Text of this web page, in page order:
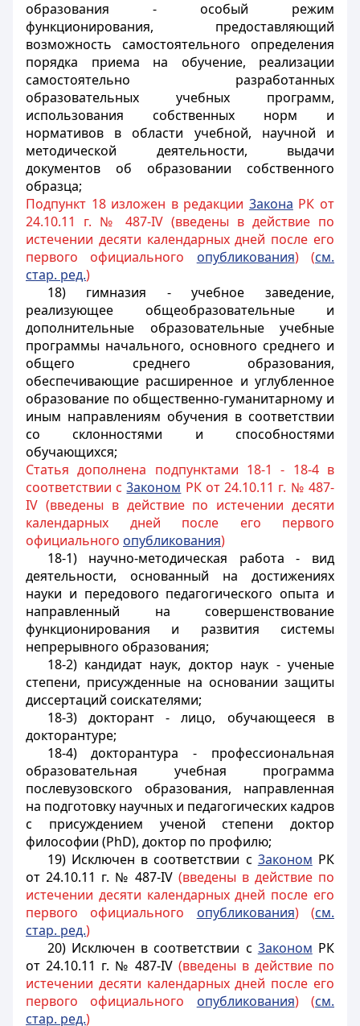
образования - особый режим
функционирования, предоставляющий
возможность самостоятельного определения
порядка приема на обучение, реализации
самостоятельно разработанных
образовательных учебных программ,
использования собственных норм и
нормативов в области учебной, научной и
методической деятельности, выдачи
документов об образовании собственного
образца;
Подпункт 18 изложен в редакции 3акона РК от
24.10.11 г. № 487-IV (введены в действие по
истечении десяти календарных дней после его
первого официального опубликования) (см.
стар. ред.)
18) гимназия - учебное заведение,
реализующее общеобразовательные и
дополнительные образовательные учебные
программы начального, основного среднего и
общего среднего образования,
обеспечивающие расширенное и углубленное
образование по общественно-гуманитарному и
иным направлениям обучения в соответствии
со склонностями и способностями
обучающихся;
Статья дополнена подпунктами 18-1 - 18-4 в
соответствии с3аконом РК от 24.10.11 г. № 487-
IV (введены в действие по истечении десяти
календарных дней после его первого
официального опубликования)
18-1) научно-методическая работа - вид
деятельности, основанный на достижениях
науки и передового педагогического опыта и
направленный на совершенствование
функционирования и развития системы
непрерывного образования;
18-2) кандидат наук, доктор наук - ученые
степени, присужденные на основании защиты
диссертаций соискателями;
18-3) докторант - лицо, обучающееся в
докторантуре;
18-4) докторантура - профессиональная
образовательная учебная программа
послевузовского образования, направленная
на подготовку научных и педагогических кадров
с присуждением ученой степени доктор
философии (PhD), доктор по профилю;
19) Исключен в соответствии с 3аконом РК
от 24.10.11 г. № 487-IV(введены в действие по
истечении десяти календарных дней после его
первого официального опубликования) (см.
стар. ред.)
20) Исключен в соответствии с 3аконом РК
от 24.10.11 г. № 487-IV(введены в действие по
истечении десяти календарных дней после его
первого официального опубликования) (см.
стар. ред.)